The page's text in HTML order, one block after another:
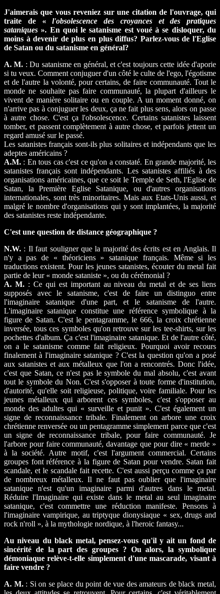
J'aimerais que vous reveniez sur une citation de l'ouvrage, qui
traite de «l'obsolescence des croyances et des pratiques
sataniques ». En quoi le satanisme est voué à se disloquer, du
moins à devenir de plus en plus diffus? Parlez-vous de l'Eglise
de Satan ou du satanisme en général?
A. M. : Du satanisme en général, et c'est toujours cette idée d'aporie
si tu veux. Comment conjuguer d'un côté le culte de l'ego, l'égotisme
et de l'autre la volonté, pour certains, de faire communauté. Tout le
monde ne souhaite pas faire communauté, la plupart d'ailleurs le
vivent de manière solitaire ou en couple. A un moment donné, on
n'arrive pas à conjuguer les deux, ça ne fait plus sens, alors on passe
à autre chose. C'est ça l'obsolescence. Certains satanistes laissent
tomber, et passent complètement à autre chose, et parfois jettent un
regard amusé sur le passé.
Les satanistes français sont-ils plus solitaires et indépendants que les
adeptes américains ?
A.M. : En tous cas c'est ce qu'on a constaté. En grande majorité, les
satanistes français sont indépendants. Les satanistes affiliés à des
organisations américaines, que ce soit le Temple de Seth, l'Eglise de
Satan, la Première Eglise Satanique, ou d'autres organisations
internationales, sont très minoritaires. Mais aux Etats-Unis aussi, et
malgré le nombre d'organisations qui y sont implantées, la majorité
des satanistes reste indépendante.
C'est une question de distance géographique ?
N.W. : Il faut souligner que la majorité des écrits est en Anglais. Il
n'y a pas de « théoriciens » satanique français. Même si les
traductions existent. Pour les jeunes satanistes, écouter du metal fait
partie de leur « monde sataniste », ou du cérémonial ?
A. M.: Ce qui est important au niveau du metal et de ses liens
supposés avec le satanisme, c'est de faire un distinguo entre
l'imaginaire satanique d'une part, et le satanisme de l'autre.
L'imaginaire satanique constitue une référence symbolique à la
figure de Satan. C'est le pentagramme, le 666, la croix chrétienne
inversée, tous ces symboles qu'on retrouve sur les tee-shirts, sur les
pochettes d'album. Ça c'est l'imaginaire satanique. Et de l'autre côté,
on a le satanisme comme fait religieux. Pourquoi avoir recours
finalement à l'imaginaire satanique ? C'est la question qu'on a posé
aux satanistes et aux métalleux que l'on a rencontrés. Donc l'idée,
c'est que Satan, ce n'est pas le symbole du mal absolu, c'est avant
tout le symbole du Non. C'est s'opposer à toute forme d'institution,
d'autorité, qu'elle soit religieuse, politique, voire familiale. Pour les
jeunes métalleux qui arborent ces symboles, c'est s'opposer au
monde des adultes qui « surveille et punit ». C'est également un
signe de reconnaissance tribale. Finalement on arbore une croix
chrétienne renversée ou un pentagramme simplement parce que c'est
un signe de reconnaissance tribale, pour faire communauté. Je
l'arbore pour faire communauté, davantage que pour dire « merde »
à la société. Autre motif, c'est l'argument commercial. Certains
groupes font référence à la figure de Satan pour vendre. Satan fait
scandale, et le scandale fait recette. C'est aussi perçu comme ça par
de nombreux métalleux. Il ne faut pas oublier que l'imaginaire
satanique n'est qu'un imaginaire parmi d'autres dans le metal.
Réduire l'Imaginaire qui existe dans le metal au seul imaginaire
satanique, c'est commettre une réduction manifeste. Pensons à
l'imaginaire vampirique, au triptyque dionysiaque « sex, drugs and
rock n'roll », à la mythologie nordique, à l'heroic fantasy...
Au niveau du black metal, pensez-vous qu'il y ait un fond de
sincérité de la part des groupes ? Ou alors, la symbolique
démoniaque relève-t-elle simplement d'une mascarade, visant à
faire vendre ?
A. M.: Si on se place du point de vue des amateurs de black metal,